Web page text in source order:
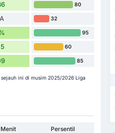
80
32
95
60
85
ini di musim 2025/2026 Liga
Persentil